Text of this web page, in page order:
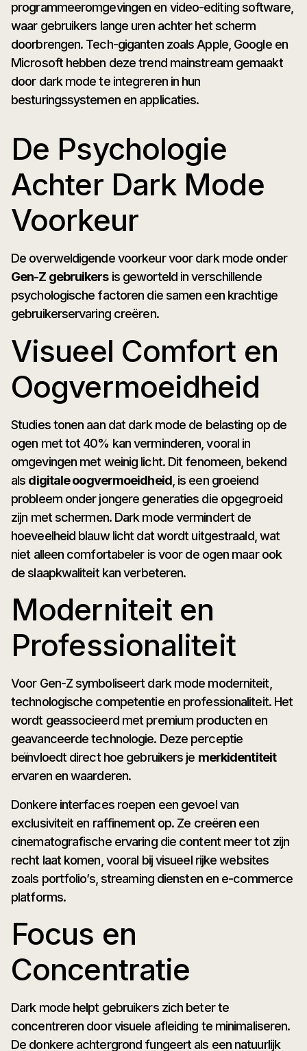
programmeeromgevingen en video-editing software,
waar gebruikers lange uren achter het scherm
doorbrengen. Tech-giganten zoals Apple, Google en
Microsoft hebben deze trend mainstream gemaakt
door dark mode te integreren in hun
besturingssystemen en applicaties.
De Psychologie
Achter Dark Mode
Voorkeur
De overweldigende voorkeur voor dark mode onder
Gen-Z gebruikersis geworteld in verschillende
psychologische factoren die samen een krachtige
gebruikerservaring creëren.
Visueel Comfort en
Oogvermoeidheid
Studies tonen aan dat dark mode de belasting op de
ogen met tot 40% kan verminderen, vooral in
omgevingen met weinig licht. Dit fenomeen, bekend
als digitale oogvermoeidheid, is een groeiend
probleem onder jongere generaties die opgegroeid
zijn met schermen. Dark mode vermindert de
hoeveelheid blauw licht dat wordt uitgestraald, wat
niet alleen comfortabeler is voor de ogen maar ook
de slaapkwaliteit kan verbeteren.
Moderniteit en
Professionaliteit
Voor Gen-Z symboliseert dark mode moderniteit,
technologische competentie en professionaliteit. Het
wordt geassocieerd met premium producten en
geavanceerde technologie. Deze perceptie
beïnvloedt direct hoe gebruikers je merkidentiteit
ervaren en waarderen.
Donkere interfaces roepen een gevoel van
exclusiviteit en raffinement op. Ze creëren een
cinematografische ervaring die content meer tot zijn
recht laat komen, vooral bij visueel rijke websites
zoals portfolio’s, streaming diensten en e-commerce
platforms.
Focus en
Concentratie
Dark mode helpt gebruikers zich beter te
concentreren door visuele afleiding te minimaliseren.
De donkere achtergrond fungeert als een natuurlijk